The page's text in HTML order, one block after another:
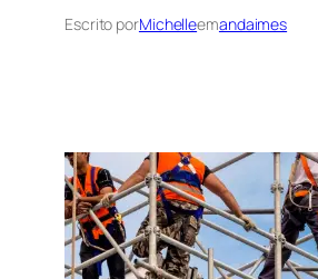
Escrito porMichelleemandaimes